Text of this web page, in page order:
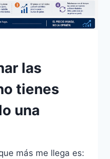
las
tienes
una
más me llega es: